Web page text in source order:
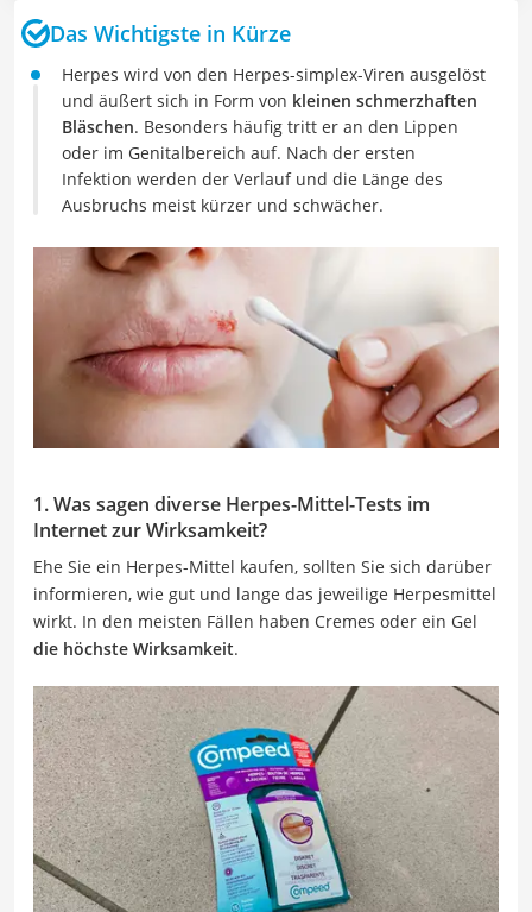
Das Wichtigste in Kürze
Herpes wird von den Herpes-simplex-Viren ausgelöst
und äußert sich in Form von kleinen schmerzhaften
Bläschen. Besonders häufig tritt er an den Lippen
oder im Genitalbereich auf. Nach der ersten
Infektion werden der Verlauf und die Länge des
Ausbruchs meist kürzer und schwächer.
1. Was sagen diverse Herpes-Mittel-Tests im
Internet zur Wirksamkeit?
Ehe Sie ein Herpes-Mittel kaufen, sollten Sie sich darüber
informieren, wie gut und lange das jeweilige Herpesmittel
wirkt. In den meisten Fällen haben Cremes oder ein Gel
die höchste Wirksamkeit.